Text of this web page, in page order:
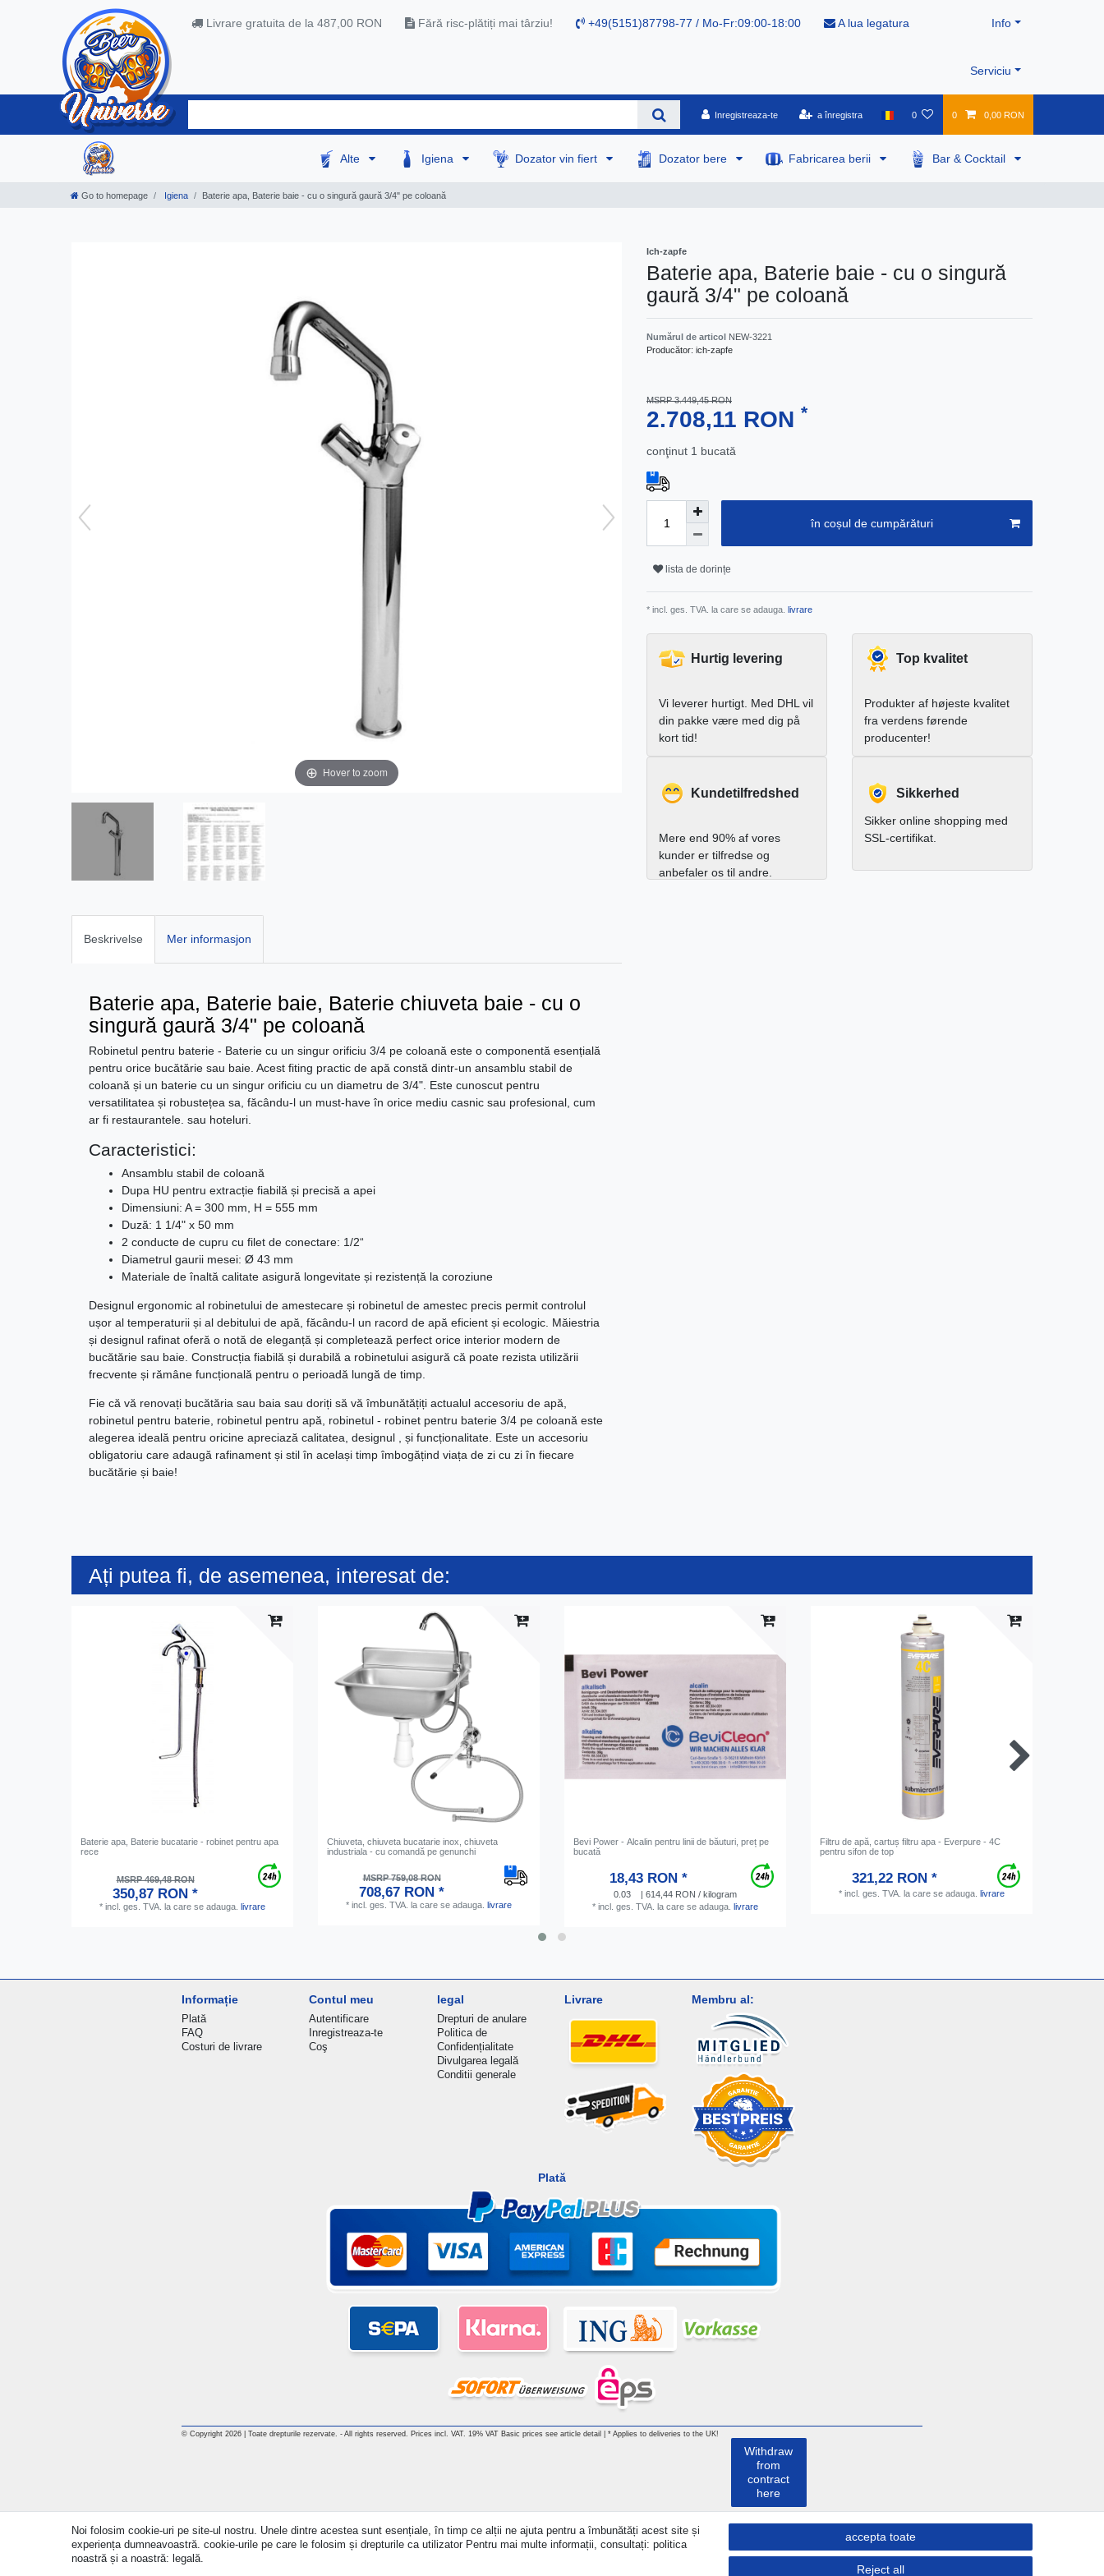
Livrare gratuita de la 487,00 RON Fără risc-plătiți mai târziu! +49(5151)87798-77 / Mo-Fr:09:00-18:00 A lua legatura Info
Serviciu
Inregistreaza-te a înregistra 0 0 0,00 RON
Alte Igiena Dozator vin fiert Dozator bere Fabricarea berii Bar & Cocktail
Go to homepage Igiena Baterie apa, Baterie baie - cu o singură gaură 3/4" pe coloană
Hover to zoom
Beskrivelse Mer informasjon
Baterie apa, Baterie baie, Baterie chiuveta baie - cu o
singură gaură 3/4" pe coloană
Robinetul pentru baterie - Baterie cu un singur orificiu 3/4 pe coloană este o componentă esențială
pentru orice bucătărie sau baie. Acest fiting practic de apă constă dintr-un ansamblu stabil de
coloană și un baterie cu un singur orificiu cu un diametru de 3/4". Este cunoscut pentru
versatilitatea și robustețea sa, făcându-l un must-have în orice mediu casnic sau profesional, cum
ar fi restaurantele. sau hoteluri.
Caracteristici:
Ansamblu stabil de coloană
Dupa HU pentru extracție fiabilă și precisă a apei
Dimensiuni: A = 300 mm, H = 555 mm
Duză: 1 1/4" x 50 mm
2 conducte de cupru cu filet de conectare: 1/2“
Diametrul gaurii mesei: Ø 43 mm
Materiale de înaltă calitate asigură longevitate și rezistență la coroziune
Designul ergonomic al robinetului de amestecare și robinetul de amestec precis permit controlul
ușor al temperaturii și al debitului de apă, făcându-l un racord de apă eficient și ecologic. Măiestria
și designul rafinat oferă o notă de eleganță și completează perfect orice interior modern de
bucătărie sau baie. Construcția fiabilă și durabilă a robinetului asigură că poate rezista utilizării
frecvente și rămâne funcțională pentru o perioadă lungă de timp.
Fie că vă renovați bucătăria sau baia sau doriți să vă îmbunătățiți actualul accesoriu de apă,
robinetul pentru baterie, robinetul pentru apă, robinetul - robinet pentru baterie 3/4 pe coloană este
alegerea ideală pentru oricine apreciază calitatea, designul , și funcționalitate. Este un accesoriu
obligatoriu care adaugă rafinament și stil în același timp îmbogățind viața de zi cu zi în fiecare
bucătărie și baie!
Ich-zapfe
Baterie apa, Baterie baie - cu o singură
gaură 3/4" pe coloană
Numărul de articol NEW-3221
Producător: ich-zapfe
MSRP 3.449,45 RON
2.708,11 RON *
conţinut 1 bucată
în coșul de cumpărături
lista de dorințe
* incl. ges. TVA. la care se adauga. livrare
Hurtig levering
Vi leverer hurtigt. Med DHL vil
din pakke være med dig på
kort tid!
Top kvalitet
Produkter af højeste kvalitet
fra verdens førende
producenter!
Kundetilfredshed
Mere end 90% af vores
kunder er tilfredse og
anbefaler os til andre.
Sikkerhed
Sikker online shopping med
SSL-certifikat.
Ați putea fi, de asemenea, interesat de:
Baterie apa, Baterie bucatarie - robinet pentru apa
rece
MSRP 469,48 RON
350,87 RON *
* incl. ges. TVA. la care se adauga. livrare
Chiuveta, chiuveta bucatarie inox, chiuveta
industriala - cu comandă pe genunchi
MSRP 759,08 RON
708,67 RON *
* incl. ges. TVA. la care se adauga. livrare
Bevi Power - Аlcalin pentru linii de băuturi, preț pe
bucată
18,43 RON *
0.03
| 614,44 RON / kilogram
* incl. ges. TVA. la care se adauga. livrare
Filtru de apă, cartuș filtru apa - Everpure - 4C
pentru sifon de top
321,22 RON *
* incl. ges. TVA. la care se adauga. livrare
Informație
Plată
FAQ
Costuri de livrare
Contul meu
Autentificare
Inregistreaza-te
Coş
legal
Drepturi de anulare
Politica de
Confidențialitate
Divulgarea legală
Conditii generale
Livrare Membru al:
Plată
© Copyright 2026 | Toate drepturile rezervate. - All rights reserved. Prices incl. VAT. 19% VAT Basic prices see article detail | * Applies to deliveries to the UK!
Noi folosim cookie-uri pe site-ul nostru. Unele dintre acestea sunt esențiale, în timp ce alții ne ajuta pentru a îmbunătăți acest site și
experiența dumneavoastră. cookie-urile pe care le folosim și drepturile ca utilizator Pentru mai multe informații, consultați: politica
noastră și a noastră: legală.
accepta toate
Reject all
Withdraw
from
contract
here